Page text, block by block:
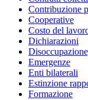
Contribuzione
Cooperative
Costo del
Dichiarazioni
Emergenze
Enti bilaterali
Estinzione
Formazione